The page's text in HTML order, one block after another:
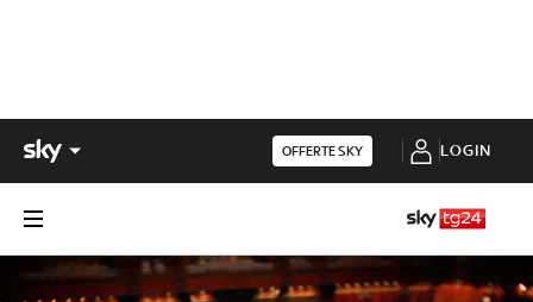
OFFERTE SKY LOGIN